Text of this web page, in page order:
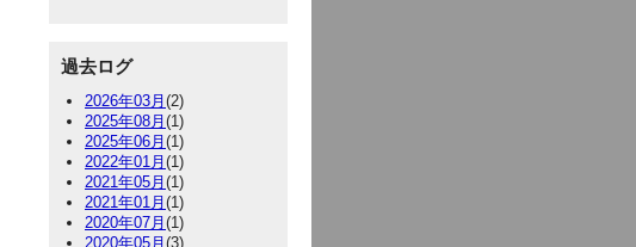
過去ログ
2026年03月(2)
2025年08月(1)
2025年06月(1)
2022年01月(1)
2021年05月(1)
2021年01月(1)
2020年07月(1)
2020年05月(3)